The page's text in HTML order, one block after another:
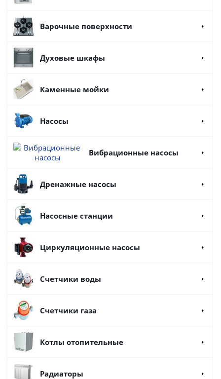
Варочные поверхности
Духовые шкафы
Каменные мойки
Насосы
Вибрационные насосы
Дренажные насосы
Насосные станции
Циркуляционные насосы
Счетчики воды
Счетчики газа
Котлы отопительные
Радиаторы